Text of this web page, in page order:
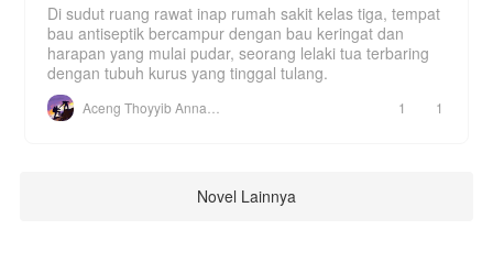
Di sudut ruang rawat inap rumah sakit kelas tiga, tempat
bau antiseptik bercampur dengan bau keringat dan
harapan yang mulai pudar, seorang lelaki tua terbaring
dengan tubuh kurus yang tinggal tulang.
1 1
Novel Lainnya